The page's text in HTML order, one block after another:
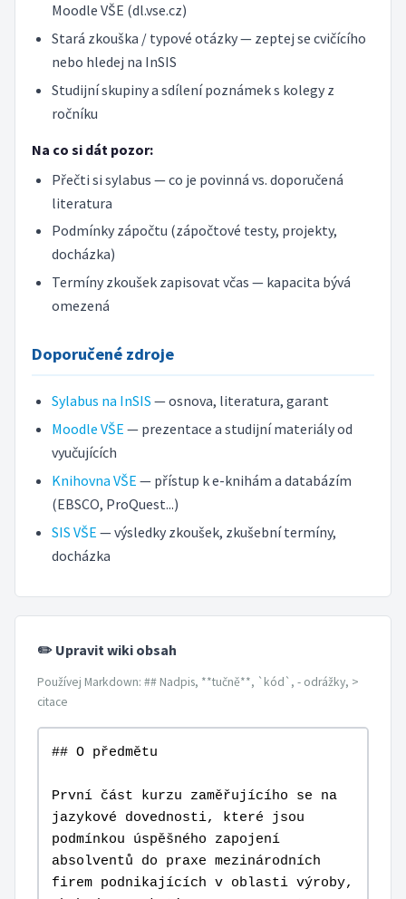
Moodle VŠE (dl.vse.cz)
Stará zkouška / typové otázky — zeptej se cvičícího
nebo hledej na InSIS
Studijní skupiny a sdílení poznámek s kolegy z
ročníku
Na co si dát pozor:
Přečti si sylabus — co je povinná vs. doporučená
literatura
Podmínky zápočtu (zápočtové testy, projekty,
docházka)
Termíny zkoušek zapisovat včas — kapacita bývá
omezená
Doporučené zdroje
Sylabus na InSIS — osnova, literatura, garant
Moodle VŠE — prezentace a studijní materiály od
vyučujících
Knihovna VŠE — přístup k e-knihám a databázím
(EBSCO, ProQuest...)
SIS VŠE — výsledky zkoušek, zkušební termíny,
docházka
✏️ Upravit wiki obsah
Používej Markdown: ## Nadpis, **tučně**, `kód`, - odrážky, >
citace